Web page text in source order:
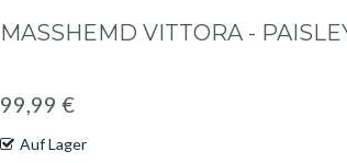
MASSHEMD VITTORA -
99,99 €
Auf Lager